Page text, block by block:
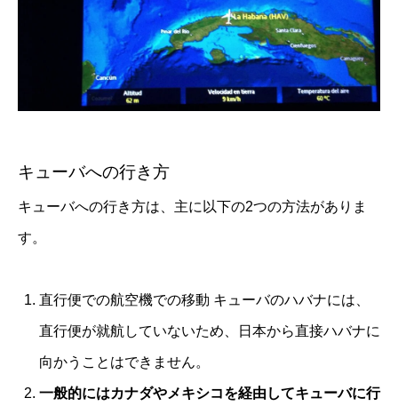
キューバへの行き方
キューバへの行き方は、主に以下の2つの方法がありま
す。
直行便での航空機での移動 キューバのハバナには、
直行便が就航していないため、日本から直接ハバナに
向かうことはできません。
一般的にはカナダやメキシコを経由してキューバに行